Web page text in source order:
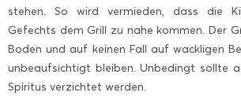
stehen. So wird vermieden, dass die
Gefechts dem Grill zu nahe kommen. Der
Boden und auf keinen Fall auf wackligen
unbeaufsichtigt bleiben. Unbedingt sollte
Spiritus verzichtet werden.